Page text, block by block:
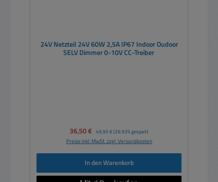
24V Netzteil 24V 60W 2,5A IP67 Indoor Oudoor
SELV Dimmer 0-10V CC-Treiber
Verkaufspreis:
36,50 € Regulärer Preis:
49,95 € (26.93% gespart)
Preise inkl. MwSt. zzgl. Versandkosten
In den Warenkorb